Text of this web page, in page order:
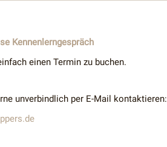
Kennenlerngespräch
einen Termin zu buchen.
unverbindlich per E-Mail kontaktieren: